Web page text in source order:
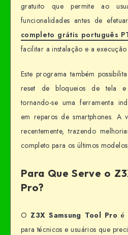
gratuito que permite ao
funcionalidades antes de
completo grátis português
facilitar a instalação e a
Este programa também
reset de bloqueios de tela
tornando-se uma ferramenta
em reparos de smartphones. A
recentemente, trazendo
completo para os últimos
Para Que Serve o
Pro?
OZ3X Samsung Tool Proé
para técnicos e usuários que